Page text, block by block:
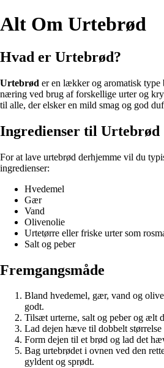
Alt Om Urtebrød
Hvad er Urtebrød?
Urtebrød er en lækker og aromatisk type
næring ved brug af forskellige urter og
til alle, der elsker en mild smag og god
Ingredienser til Urtebrød
For at lave urtebrød derhjemme vil du
ingredienser:
Hvedemel
Gær
Vand
Olivenolie
Urtetørre eller friske urter som
Salt og peber
Fremgangsmåde
Bland hvedemel, gær, vand og
godt.
Tilsæt urterne, salt og peber og ælt
Lad dejen hæve til dobbelt
Form dejen til et brød og lad det
Bag urtebrødet i ovnen ved den
gyldent og sprødt.